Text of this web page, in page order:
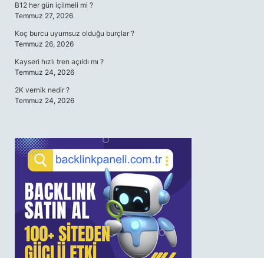
B12 her gün içilmeli mi ?
Temmuz 27, 2026
Koç burcu uyumsuz olduğu burçlar ?
Temmuz 26, 2026
Kayseri hızlı tren açıldı mı ?
Temmuz 24, 2026
2K vernik nedir ?
Temmuz 24, 2026